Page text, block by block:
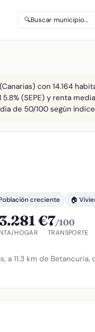
🔍Buscar municipio...
con 14.164
(SEPE) y renta
de 50/100 según
creciente 🏠
€
HOGAR
7/100
TRANSPORTE
a 11.3 km de